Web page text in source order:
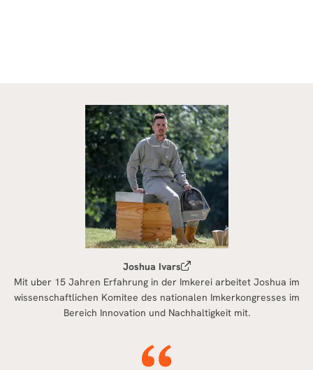
Joshua Ivars
Mit uber 15 Jahren Erfahrung in der Imkerei arbeitet Joshua im
wissenschaftlichen Komitee des nationalen Imkerkongresses im
Bereich Innovation und Nachhaltigkeit mit.